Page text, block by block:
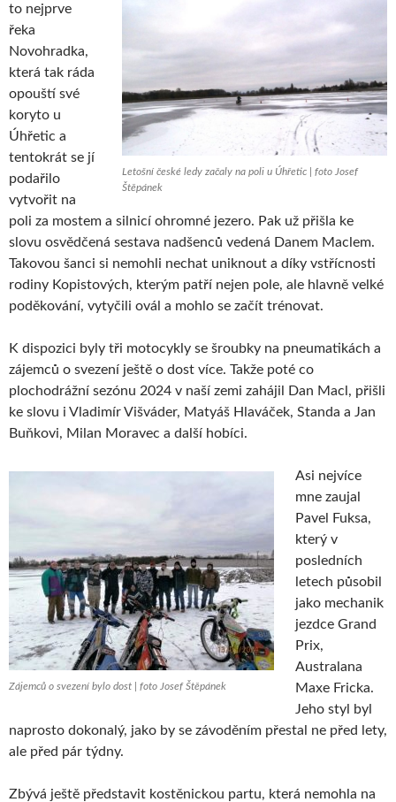
Letošní české ledy začaly na poli u Úhřetic | foto Josef
Štěpánek
to nejprve
řeka
Novohradka,
která tak ráda
opouští své
koryto u
Úhřetic a
tentokrát se jí
podařilo
vytvořit na
poli za mostem a silnicí ohromné jezero. Pak už přišla ke
slovu osvědčená sestava nadšenců vedená Danem Maclem.
Takovou šanci si nemohli nechat uniknout a díky vstřícnosti
rodiny Kopistových, kterým patří nejen pole, ale hlavně velké
poděkování, vytyčili ovál a mohlo se začít trénovat.
K dispozici byly tři motocykly se šroubky na pneumatikách a
zájemců o svezení ještě o dost více. Takže poté co
plochodrážní sezónu 2024 v naší zemi zahájil Dan Macl, přišli
ke slovu i Vladimír Višváder, Matyáš Hlaváček, Standa a Jan
Buňkovi, Milan Moravec a další hobíci.
Zájemců o svezení bylo dost | foto Josef Štěpánek
Asi nejvíce
mne zaujal
Pavel Fuksa,
který v
posledních
letech působil
jako mechanik
jezdce Grand
Prix,
Australana
Maxe Fricka.
Jeho styl byl
naprosto dokonalý, jako by se závoděním přestal ne před lety,
ale před pár týdny.
Zbývá ještě představit kostěnickou partu, která nemohla na